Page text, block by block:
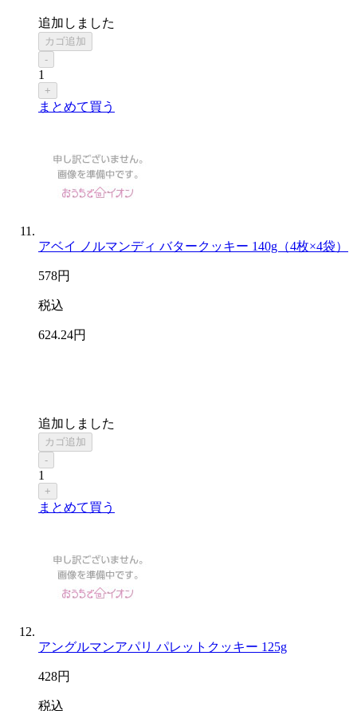
追加しました
カゴ追加
-
1
+
まとめて買う
アベイ ノルマンディ バタークッキー 140g（4枚×4袋）
578円
税込
624.24円
追加しました
カゴ追加
-
1
+
まとめて買う
アングルマンアパリ パレットクッキー 125g
428円
税込